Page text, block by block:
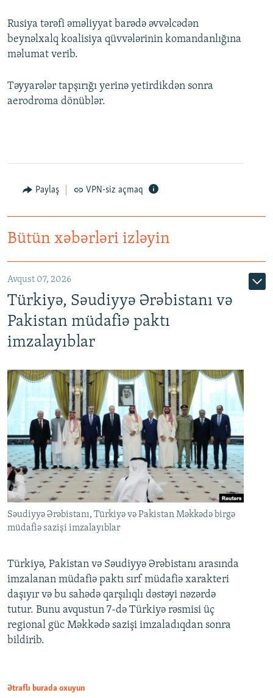
Rusiya tərəfi əməliyyat barədə əvvəlcədən
beynəlxalq koalisiya qüvvələrinin komandanlığına
məlumat verib.
Təyyarələr tapşırığı yerinə yetirdikdən sonra
aerodroma dönüblər.
Paylaş VPN-siz açmaq
Bütün xəbərləri izləyin
Avqust 07, 2026
Türkiyə, Səudiyyə Ərəbistanı və
Pakistan müdafiə paktı
imzalayıblar
Səudiyyə Ərəbistanı, Türkiyə və Pakistan Məkkədə birgə
müdafiə sazişi imzalayıblar
Türkiyə, Pakistan və Səudiyyə Ərəbistanı arasında
imzalanan müdafiə paktı sırf müdafiə xarakteri
daşıyır və bu sahədə qarşılıqlı dəstəyi nəzərdə
tutur. Bunu avqustun 7-də Türkiyə rəsmisi üç
regional güc Məkkədə sazişi imzaladıqdan sonra
bildirib.
Ətraflı burada oxuyun